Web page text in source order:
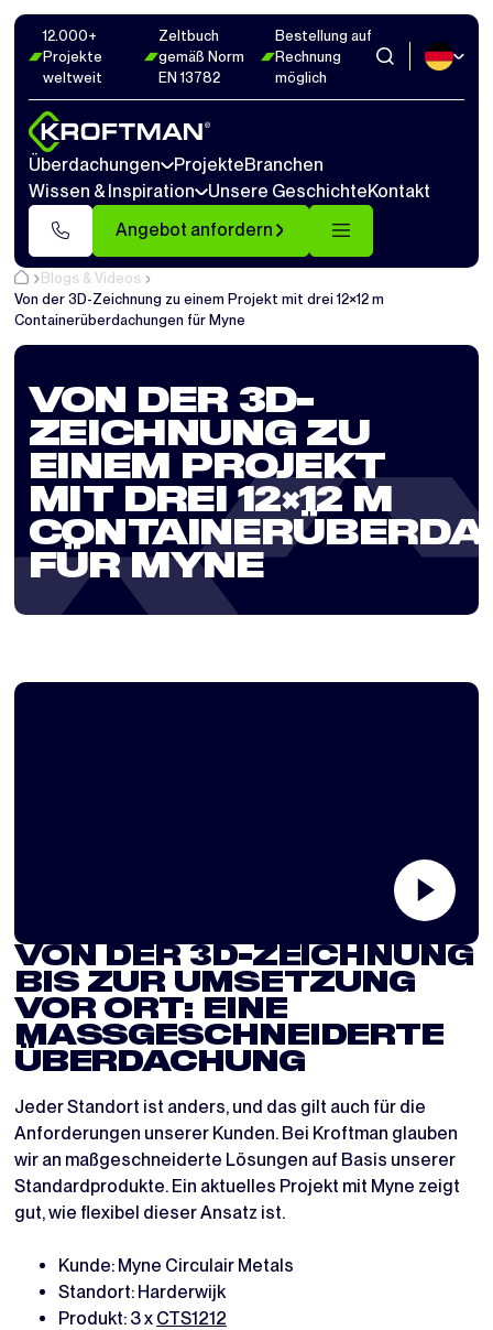
12.000+
Projekte
weltweit
Zeltbuch
gemäß Norm
EN 13782
Bestellung auf
Rechnung
möglich
Überdachungen ProjekteBranchen
Wissen & Inspiration
Unsere GeschichteKontakt
Angebot anfordern
Blogs & Videos
Von der 3D-Zeichnung zu einem Projekt mit drei 12×12 m
Containerüberdachungen für Myne
VON DER 3D-
ZEICHNUNG ZU
EINEM PROJEKT
MIT DREI 12×12 M
FÜR MYNE
VON DER 3D-ZEICHNUNG
BIS ZUR UMSETZUNG
VOR ORT: EINE
MASSGESCHNEIDERTE Ü
BERDACHUNG
Jeder Standort ist anders, und das gilt auch für die
Anforderungen unserer Kunden. Bei Kroftman glauben
wir an maßgeschneiderte Lösungen auf Basis unserer
Standardprodukte. Ein aktuelles Projekt mit Myne zeigt
gut, wie flexibel dieser Ansatz ist.
Kunde: Myne Circulair Metals
Standort: Harderwijk
Produkt: 3 x CTS1212